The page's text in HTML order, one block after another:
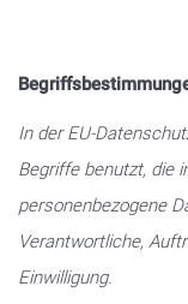
In der EU-
Begriffe benutzt, die
personenbezogene
Verantwortliche,
Einwilligung.